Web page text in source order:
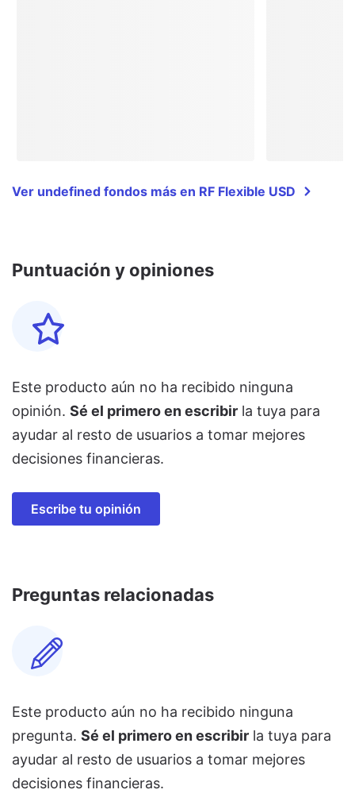
Ver undefined fondos más en RF Flexible USD
Puntuación y opiniones
Este producto aún no ha recibido ninguna
opinión. Sé el primero en escribir la tuya para
ayudar al resto de usuarios a tomar mejores
decisiones financieras.
Escribe tu opinión
Preguntas relacionadas
Este producto aún no ha recibido ninguna
pregunta. Sé el primero en escribir la tuya para
ayudar al resto de usuarios a tomar mejores
decisiones financieras.